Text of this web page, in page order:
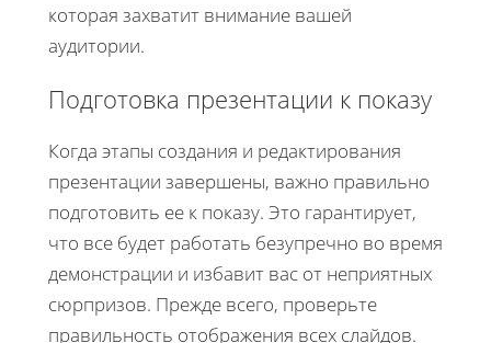
которая захватит внимание вашей
аудитории.
Подготовка презентации к показу
Когда этапы создания и редактирования
презентации завершены, важно правильно
подготовить ее к показу. Это гарантирует,
что все будет работать безупречно во время
демонстрации и избавит вас от неприятных
сюрпризов. Прежде всего, проверьте
правильность отображения всех слайдов.